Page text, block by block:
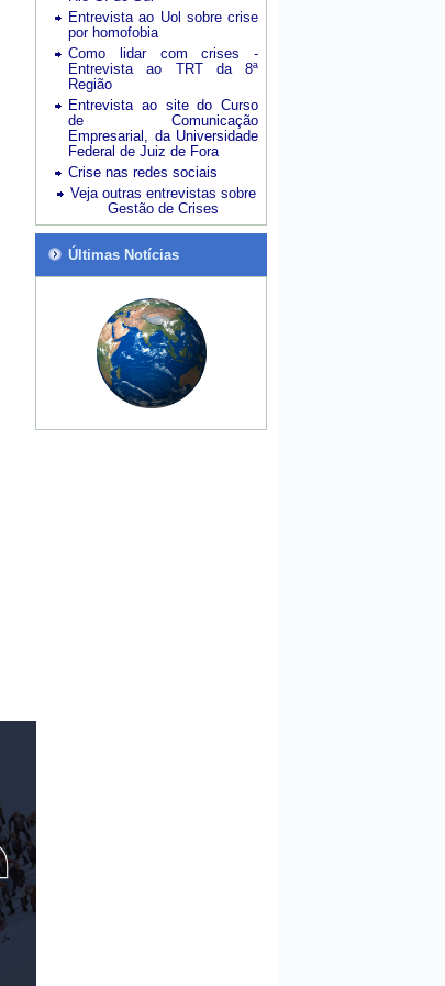
Entrevista ao Uol sobre crise
por homofobia
Como lidar com crises -
Entrevista ao TRT da 8ª
Região
Entrevista ao site do Curso
de Comunicação
Empresarial, da Universidade
Federal de Juiz de Fora
Crise nas redes sociais
Veja outras entrevistas sobre
Gestão de Crises
Últimas Notícias